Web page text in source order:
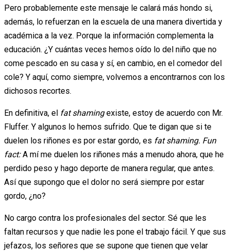
Pero probablemente este mensaje le calará más hondo si,
además, lo refuerzan en la escuela de una manera divertida y
académica a la vez. Porque la información complementa la
educación. ¿Y cuántas veces hemos oído lo del niño que no
come pescado en su casa y sí, en cambio, en el comedor del
cole? Y aquí, como siempre, volvemos a encontrarnos con los
dichosos recortes.
En definitiva, el fat shamingexiste, estoy de acuerdo con Mr.
Fluffer. Y algunos lo hemos sufrido. Que te digan que si te
duelen los riñones es por estar gordo, es fat shaming. Fun
fact:A mí me duelen los riñones más a menudo ahora, que he
perdido peso y hago deporte de manera regular, que antes.
Así que supongo que el dolor no será siempre por estar
gordo, ¿no?
No cargo contra los profesionales del sector. Sé que les
faltan recursos y que nadie les pone el trabajo fácil. Y que sus
jefazos, los señores que se supone que tienen que velar